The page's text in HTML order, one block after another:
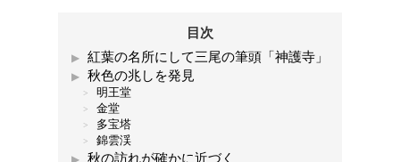
目次
紅葉の名所にして三尾の筆頭「神護寺」
秋色の兆しを発見
明王堂
金堂
多宝塔
錦雲渓
秋の訪れが確かに近づく